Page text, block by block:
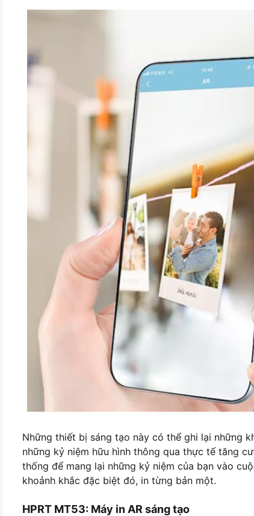
Những thiết bị sáng tạo này có thể ghi lại những
những kỷ niệm hữu hình thông qua thực tế tăng
thống để mang lại những kỷ niệm của bạn vào
khoảnh khắc đặc biệt đó, in từng bản một.
HPRT MT53: Máy in AR sáng tạo